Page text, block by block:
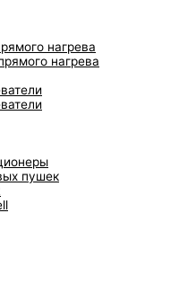
нагрева
нагрева
пушек